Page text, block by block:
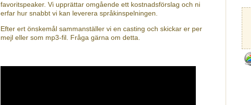
favoritspeaker. Vi upprättar omgående ett kostnadsförslag och ni
erfar hur snabbt vi kan leverera språkinspelningen.
Efter ert önskemål sammanställer vi en casting och skickar er per
mejl eller som mp3-fil. Fråga gärna om detta.